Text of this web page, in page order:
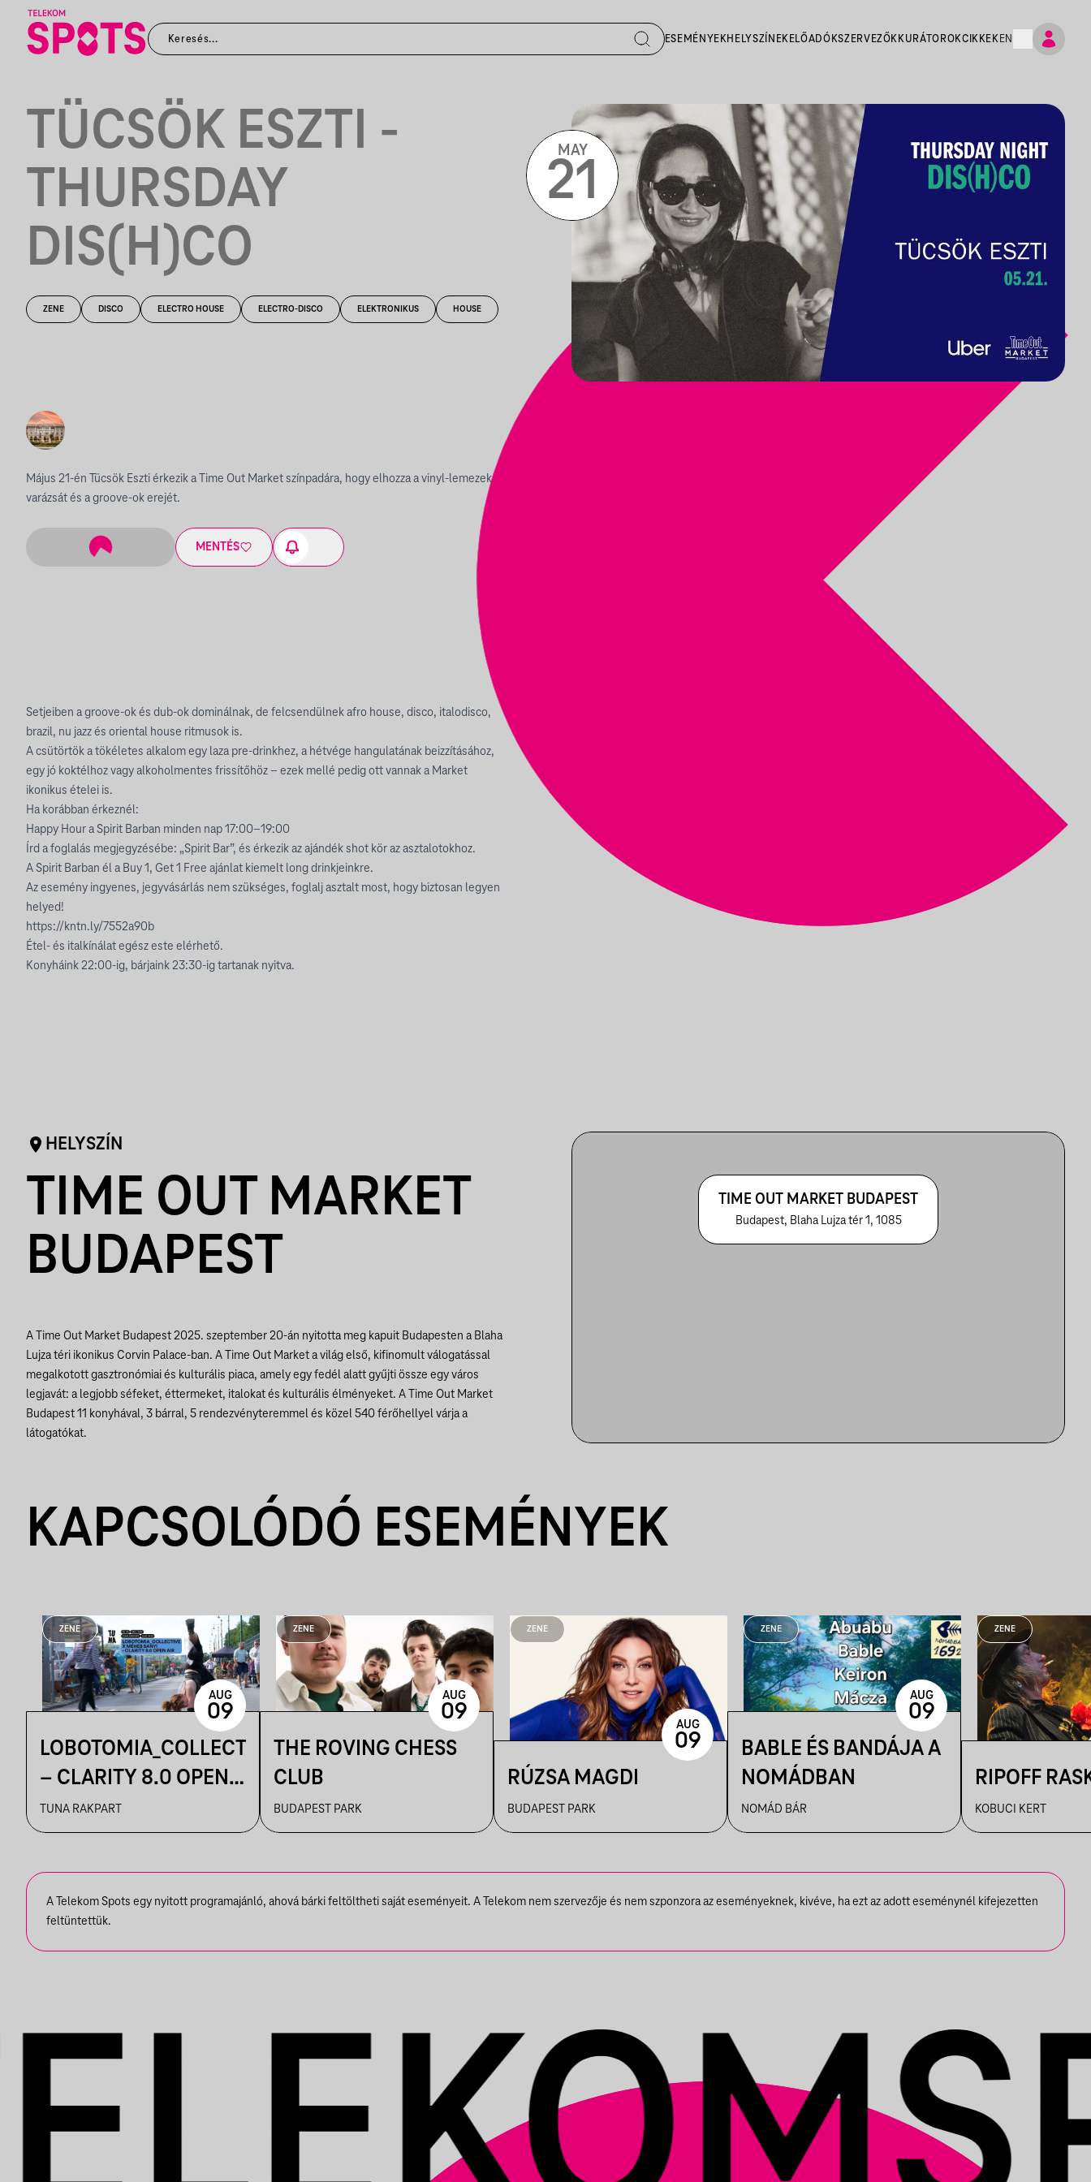
ESEMÉNYEKHELYSZÍNEK ELŐADÓKSZERVEZŐK KURÁTOROKCIKKEK EN
TÜCSÖK ESZTI -
THURSDAY
DIS(H)CO
ZENE DISCO ELECTRO HOUSE ELECTRO-DISCO ELEKTRONIKUS HOUSE
Május 21-én Tücsök Eszti érkezik a Time Out Market színpadára, hogy elhozza a vinyl-lemezek
varázsát és a groove-ok erejét.
MENTÉS
MAY
21
Setjeiben a groove-ok és dub-ok dominálnak, de felcsendülnek afro house, disco, italodisco,
brazil, nu jazz és oriental house ritmusok is.
A csütörtök a tökéletes alkalom egy laza pre-drinkhez, a hétvége hangulatának beizzításához,
egy jó koktélhoz vagy alkoholmentes frissítőhöz – ezek mellé pedig ott vannak a Market
ikonikus ételei is.
Ha korábban érkeznél:
Happy Hour a Spirit Barban minden nap 17:00–19:00
Írd a foglalás megjegyzésébe: „Spirit Bar”, és érkezik az ajándék shot kör az asztalotokhoz.
A Spirit Barban él a Buy 1, Get 1 Free ajánlat kiemelt long drinkjeinkre.
Az esemény ingyenes, jegyvásárlás nem szükséges, foglalj asztalt most, hogy biztosan legyen
helyed!
https://kntn.ly/7552a90b
Étel- és italkínálat egész este elérhető.
Konyháink 22:00-ig, bárjaink 23:30-ig tartanak nyitva.
HELYSZÍN
TIME OUT MARKET
BUDAPEST
A Time Out Market Budapest 2025. szeptember 20-án nyitotta meg kapuit Budapesten a Blaha
Lujza téri ikonikus Corvin Palace-ban. A Time Out Market a világ első, kifinomult válogatással
megalkotott gasztronómiai és kulturális piaca, amely egy fedél alatt gyűjti össze egy város
legjavát: a legjobb séfeket, éttermeket, italokat és kulturális élményeket. A Time Out Market
Budapest 11 konyhával, 3 bárral, 5 rendezvényteremmel és közel 540 férőhellyel várja a
látogatókat.
TIME OUT MARKET BUDAPEST
Budapest, Blaha Lujza tér 1, 1085
KAPCSOLÓDÓ ESEMÉNYEK
ZENE
LOBOTOMIA_COLLECTIVE
– CLARITY 8.0 OPEN
AIR
TUNA RAKPART
AUG
09
ZENE
THE ROVING CHESS
CLUB
BUDAPEST PARK
AUG
09
ZENE
RÚZSA MAGDI
BUDAPEST PARK
AUG
09
ZENE
BABLE ÉS BANDÁJA A
NOMÁDBAN
NOMÁD BÁR
AUG
09
ZENE
RIPOFF
KOBUCI KERT
A Telekom Spots egy nyitott programajánló, ahová bárki feltöltheti saját eseményeit. A Telekom nem szervezője és nem szponzora az eseményeknek, kivéve, ha ezt az adott eseménynél kifejezetten
feltüntettük.